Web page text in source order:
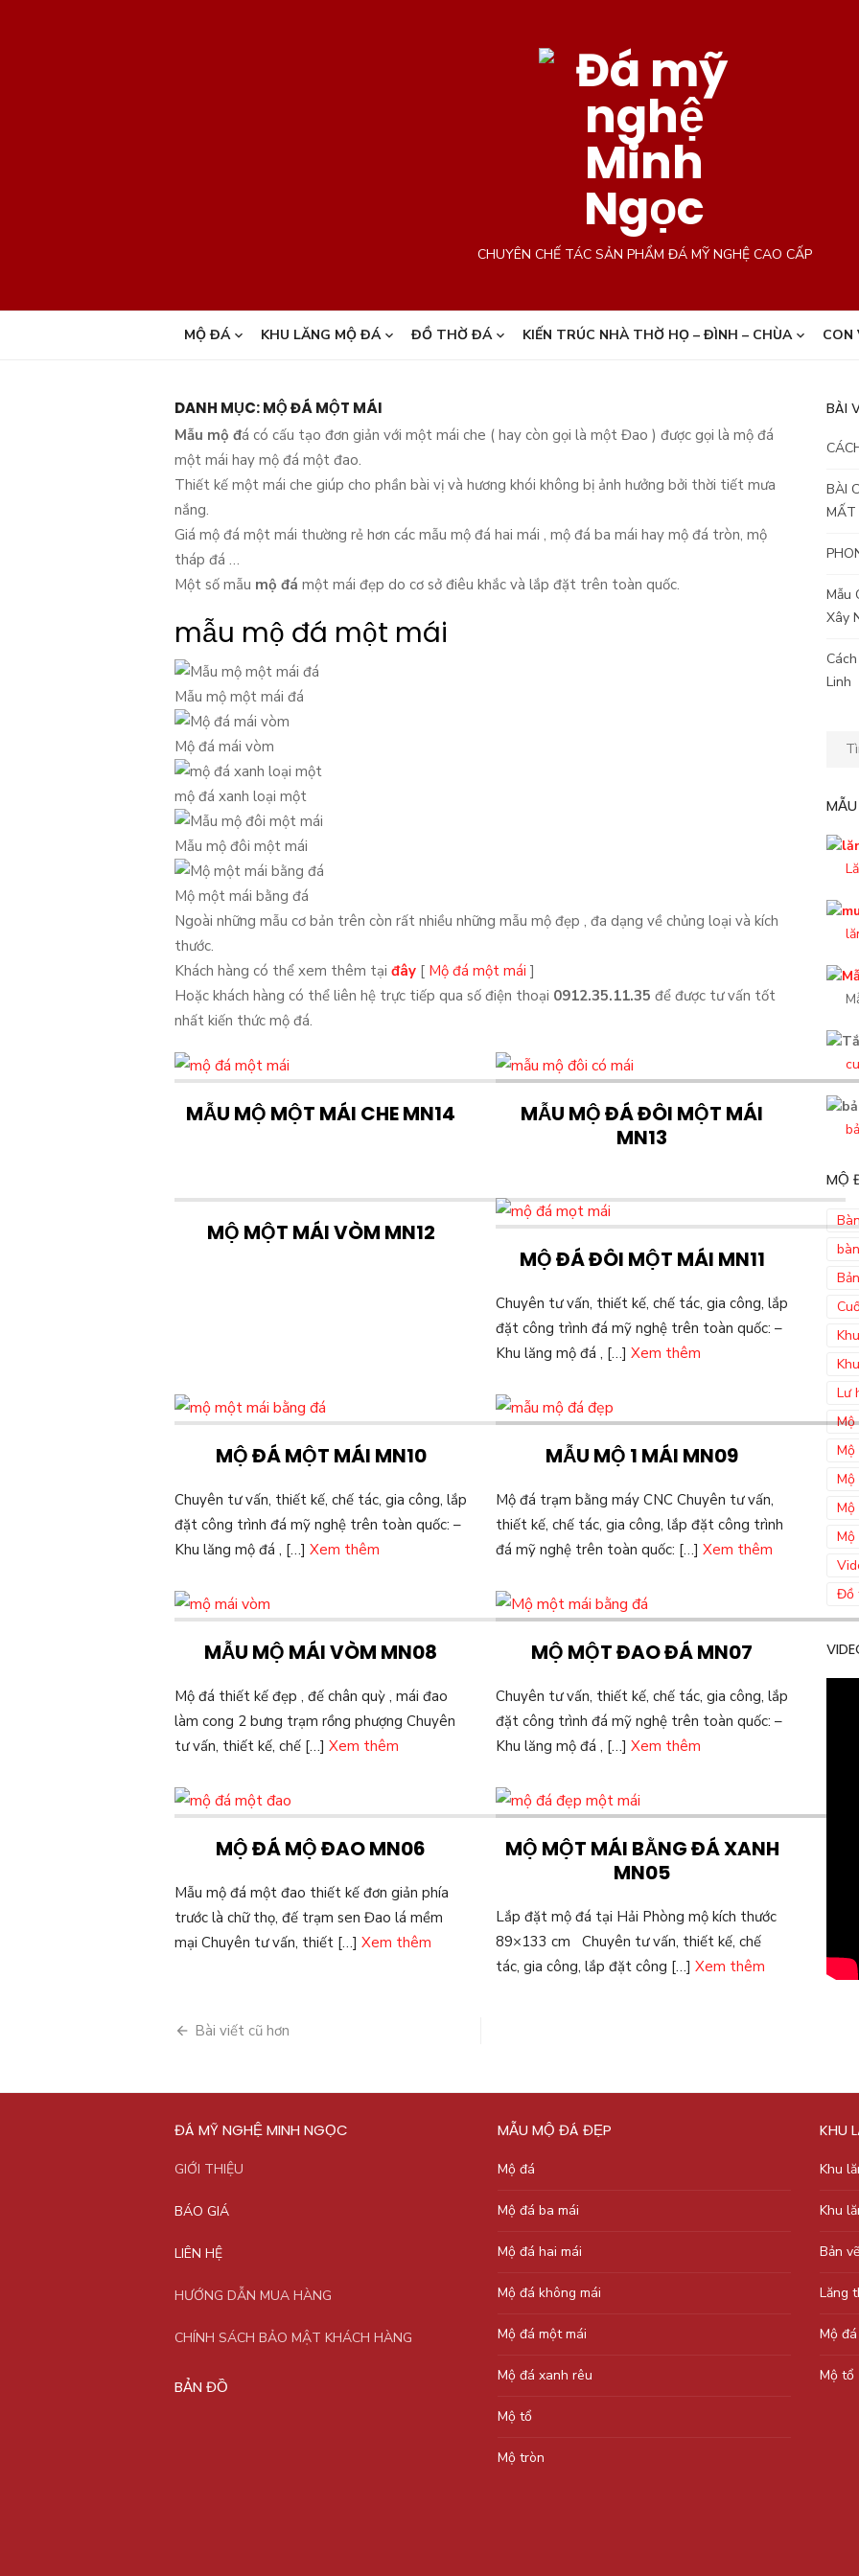
CHUYÊN CHẾ TÁC SẢN PHẨM ĐÁ MỸ NGHỆ CAO CẤP
MỘ ĐÁ KHU LĂNG MỘ ĐÁ ĐỒ THỜ ĐÁ KIẾN TRÚC NHÀ THỜ HỌ – ĐÌNH – CHÙA
DANH MỤC:MỘ ĐÁ MỘT MÁI
Mẫu mộ đá có cấu tạo đơn giản với một mái che ( hay còn gọi là một Đao ) được gọi là mộ đá
một mái hay mộ đá một đao.
Thiết kế một mái che giúp cho phần bài vị và hương khói không bị ảnh hưởng bởi thời tiết mưa
nắng.
Giá mộ đá một mái thường rẻ hơn các mẫu mộ đá hai mái , mộ đá ba mái hay mộ đá tròn, mộ
tháp đá …
Một số mẫu mộ đá một mái đẹp do cơ sở điêu khắc và lắp đặt trên toàn quốc.
mẫu mộ đá một mái
Mẫu mộ một mái đá
Mộ đá mái vòm
mộ đá xanh loại một
Mẫu mộ đôi một mái
Mộ một mái bằng đá
Ngoài những mẫu cơ bản trên còn rất nhiều những mẫu mộ đẹp , đa dạng về chủng loại và kích
thước.
Khách hàng có thể xem thêm tại đây [ Mộ đá một mái ]
Hoặc khách hàng có thể liên hệ trực tiếp qua số điện thoại 0912.35.11.35 để được tư vấn tốt
nhất kiến thức mộ đá.
MẪU MỘ MỘT MÁI CHE MN14
MẪU MỘ ĐÁ ĐÔI MỘT MÁI
MN13
MỘ MỘT MÁI VÒM MN12
MỘ ĐÁ ĐÔI MỘT MÁI MN11
Chuyên tư vấn, thiết kế, chế tác, gia công, lắp
đặt công trình đá mỹ nghệ trên toàn quốc: –
Khu lăng mộ đá , […] Xem thêm
MỘ ĐÁ MỘT MÁI MN10
Chuyên tư vấn, thiết kế, chế tác, gia công, lắp
đặt công trình đá mỹ nghệ trên toàn quốc: –
Khu lăng mộ đá , […] Xem thêm
MẪU MỘ 1 MÁI MN09
Mộ đá trạm bằng máy CNC Chuyên tư vấn,
thiết kế, chế tác, gia công, lắp đặt công trình
đá mỹ nghệ trên toàn quốc: […] Xem thêm
MẪU MỘ MÁI VÒM MN08
Mộ đá thiết kế đẹp , đế chân quỳ , mái đao
làm cong 2 bưng trạm rồng phượng Chuyên
tư vấn, thiết kế, chế […] Xem thêm
MỘ MỘT ĐAO ĐÁ MN07
Chuyên tư vấn, thiết kế, chế tác, gia công, lắp
đặt công trình đá mỹ nghệ trên toàn quốc: –
Khu lăng mộ đá , […] Xem thêm
MỘ ĐÁ MỘ ĐAO MN06
Mẫu mộ đá một đao thiết kế đơn giản phía
trước là chữ thọ, đế trạm sen Đao lá mềm
mại Chuyên tư vấn, thiết […] Xem thêm
MỘ MỘT MÁI BẰNG ĐÁ XANH
MN05
Lắp đặt mộ đá tại Hải Phòng mộ kích thước
89×133 cm Chuyên tư vấn, thiết kế, chế
tác, gia công, lắp đặt công […] Xem thêm
Điều
bài
viết
Bài viết cũ hơn
BÀI
BÀI
MẤT
Mẫu
Xây
Linh
kiếm
cho:
MỘ
Lư
Mộ
Mộ
Mộ
Mộ
Đồ
ĐÁ MỸ NGHỆ MINH NGỌC
GIỚI THIỆU
BÁO GIÁ
LIÊN HỆ
HƯỚNG DẪN MUA HÀNG
CHÍNH SÁCH BẢO MẬT KHÁCH HÀNG
BẢN ĐỒ
MẪU MỘ ĐÁ ĐẸP
Mộ đá
Mộ đá ba mái
Mộ đá hai mái
Mộ đá không mái
Mộ đá một mái
Mộ đá xanh rêu
Mộ tổ
Mộ tròn
KHU
Khu
Khu
Bản
Lăng
Mộ
Mộ tổ